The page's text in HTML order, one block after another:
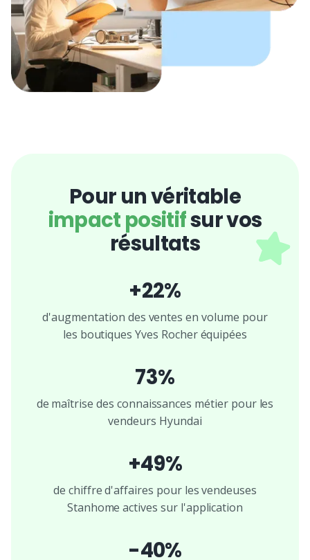
Pour un véritable
impact positifsur vos
résultats
+22%
d'augmentation des ventes en volume pour
les boutiques Yves Rocher équipées
73%
de maîtrise des connaissances métier pour les
vendeurs Hyundai
+49%
de chiffre d'affaires pour les vendeuses
Stanhome actives sur l'application
-40%